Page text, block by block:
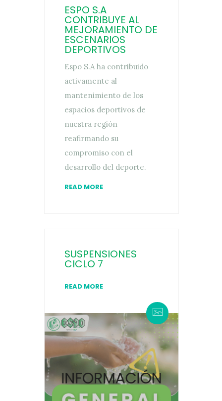
ESPO S.A
CONTRIBUYE AL
MEJORAMIENTO DE
ESCENARIOS
DEPORTIVOS
Espo S.A ha contribuido
activamente al
mantenimiento de los
espacios deportivos de
nuestra región
reafirmando su
compromiso con el
desarrollo del deporte.
READ MORE
SUSPENSIONES
CICLO 7
READ MORE